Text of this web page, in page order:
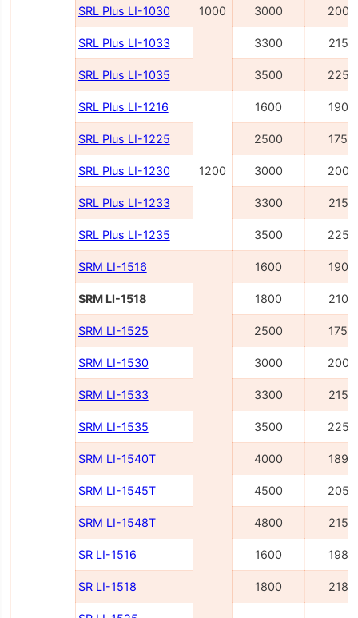
1000
SRL Plus LI-1030 3000 2000
SRL Plus LI-1033 3300 2150
SRL Plus LI-1035 3500 2250
SRL Plus LI-1216
1200
1600 1900
SRL Plus LI-1225 2500 1750
SRL Plus LI-1230 3000 2000
SRL Plus LI-1233 3300 2150
SRL Plus LI-1235 3500 2250
SRM LI-1516 1600 1900
SRM LI-1518 1800 2100
SRM LI-1525 2500 1755
SRM LI-1530 3000 2005
SRM LI-1533 3300 2155
SRM LI-1535 3500 2255
SRM LI-1540Т 4000 1895
SRM LI-1545Т 4500 2055
SRM LI-1548Т 4800 2155
SR LI-1516 1600 1980
SR LI-1518 1800 2180